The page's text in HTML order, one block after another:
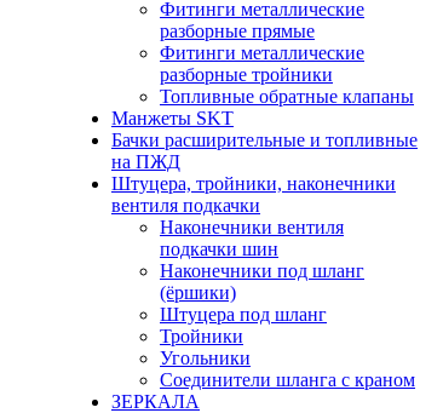
Фитинги металлические
разборные прямые
Фитинги металлические
разборные тройники
Топливные обратные клапаны
Манжеты SKT
Бачки расширительные и топливные
на ПЖД
Штуцера, тройники, наконечники
вентиля подкачки
Наконечники вентиля
подкачки шин
Наконечники под шланг
(ёршики)
Штуцера под шланг
Тройники
Угольники
Соединители шланга с краном
ЗЕРКАЛА